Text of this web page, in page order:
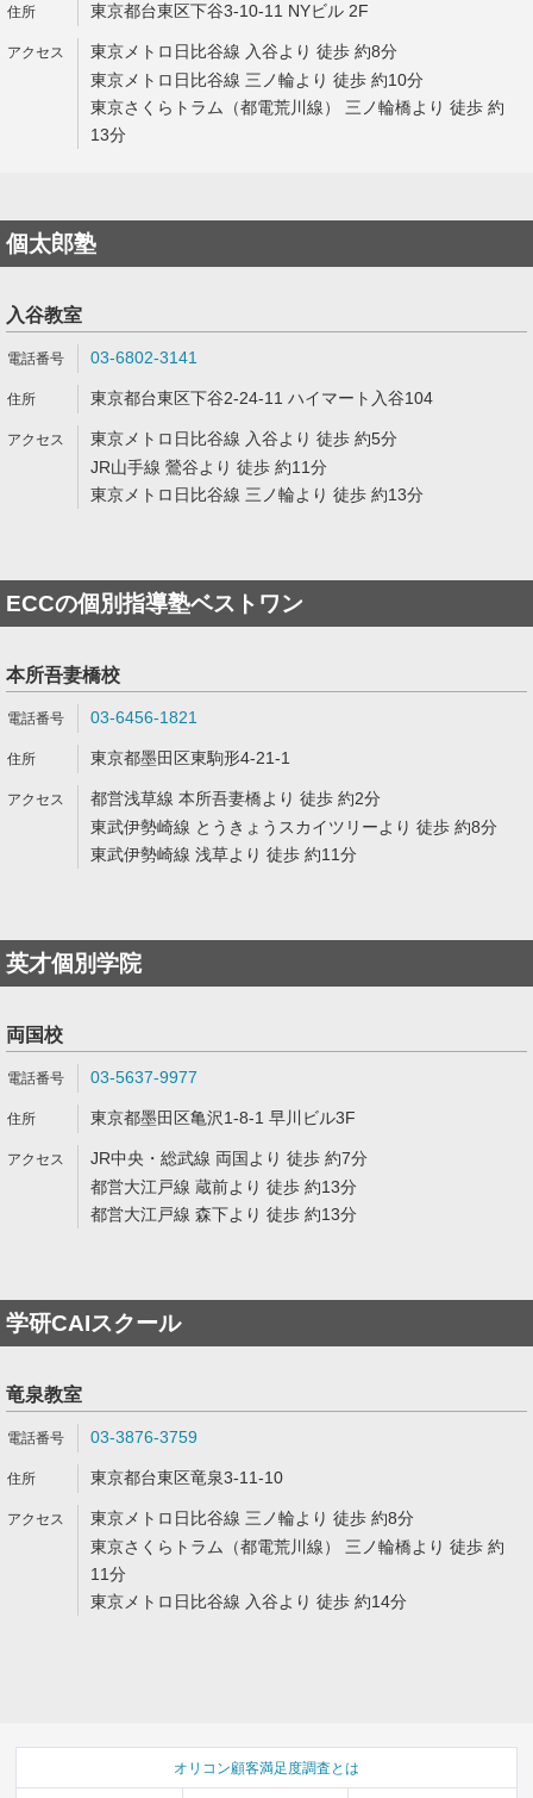
東京都台東区下谷3-10-11 NYビル 2F
東京メトロ日比谷線 入谷より 徒歩 約8分
東京メトロ日比谷線 三ノ輪より 徒歩 約10分
東京さくらトラム（都電荒川線） 三ノ輪橋より 徒歩 約
13分
個太郎塾
入谷教室
03-6802-3141
東京都台東区下谷2-24-11 ハイマート入谷104
東京メトロ日比谷線 入谷より 徒歩 約5分
JR山手線 鶯谷より 徒歩 約11分
東京メトロ日比谷線 三ノ輪より 徒歩 約13分
ECCの個別指導塾ベストワン
本所吾妻橋校
03-6456-1821
東京都墨田区東駒形4-21-1
都営浅草線 本所吾妻橋より 徒歩 約2分
東武伊勢崎線 とうきょうスカイツリーより 徒歩 約8分
東武伊勢崎線 浅草より 徒歩 約11分
英才個別学院
両国校
03-5637-9977
東京都墨田区亀沢1-8-1 早川ビル3F
JR中央・総武線 両国より 徒歩 約7分
都営大江戸線 蔵前より 徒歩 約13分
都営大江戸線 森下より 徒歩 約13分
学研CAIスクール
竜泉教室
03-3876-3759
東京都台東区竜泉3-11-10
東京メトロ日比谷線 三ノ輪より 徒歩 約8分
東京さくらトラム（都電荒川線） 三ノ輪橋より 徒歩 約
11分
東京メトロ日比谷線 入谷より 徒歩 約14分
オリコン顧客満足度調査とは